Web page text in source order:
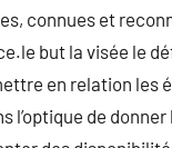
connues et
but la visée le
en relation les
l’optique de